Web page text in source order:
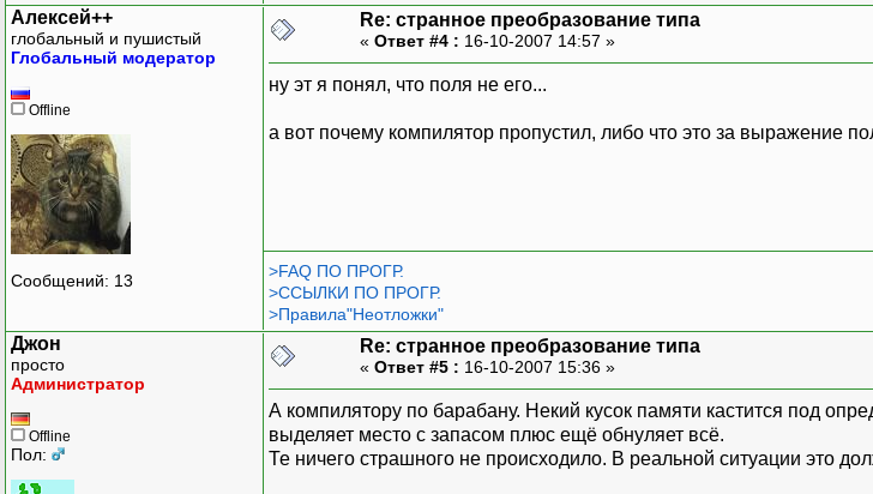
Алексей++
глобальный и пушистый
Глобальный модератор
Offline
Сообщений: 13
Re: странное преобразование типа
« Ответ #4 : 16-10-2007 14:57 »
ну эт я понял, что поля не его...
а вот почему компилятор пропустил, либо что это за выражение
>FAQ ПО ПРОГР.
>ССЫЛКИ ПО ПРОГР.
>Правила"Неотложки"
Джон
просто
Администратор
Offline
Пол:
Re: странное преобразование типа
« Ответ #5 : 16-10-2007 15:36 »
А компилятору по барабану. Некий кусок памяти кастится под
выделяет место с запасом плюс ещё обнуляет всё.
Те ничего страшного не происходило. В реальной ситуации это